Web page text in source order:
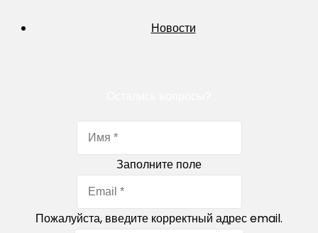
Новости
Заполните поле
Пожалуйста, введите корректный адрес email.